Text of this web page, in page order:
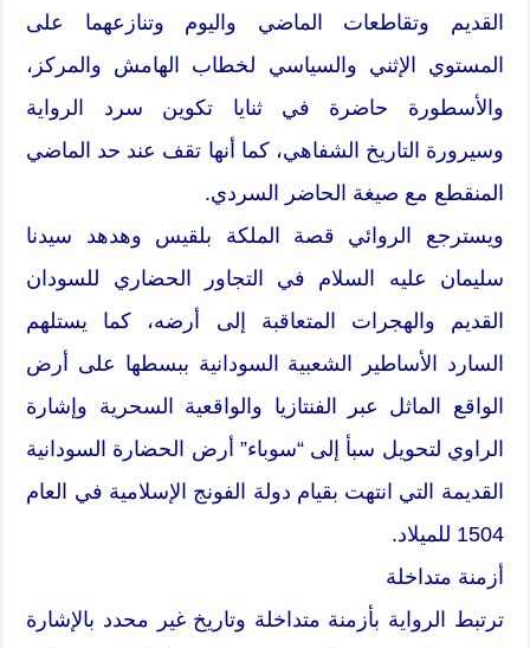
القديم وتقاطعات الماضي واليوم وتنازعهما على
المستوي الإثني والسياسي لخطاب الهامش والمركز،
والأسطورة حاضرة في ثنايا تكوين سرد الرواية
وسيرورة التاريخ الشفاهي، كما أنها تقف عند حد الماضي
المنقطع مع صيغة الحاضر السردي.
ويسترجع الروائي قصة الملكة بلقيس وهدهد سيدنا
سليمان عليه السلام في التجاور الحضاري للسودان
القديم والهجرات المتعاقبة إلى أرضه، كما يستلهم
السارد الأساطير الشعبية السودانية ببسطها على أرض
الواقع الماثل عبر الفنتازيا والواقعية السحرية وإشارة
الراوي لتحويل سبأ إلى “سوباء” أرض الحضارة السودانية
القديمة التي انتهت بقيام دولة الفونج الإسلامية في العام
1504 للميلاد.
أزمنة متداخلة
ترتبط الرواية بأزمنة متداخلة وتاريخ غير محدد بالإشارة